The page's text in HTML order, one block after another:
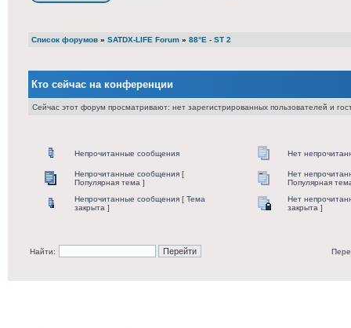
Список форумов » SATDX-LIFE Forum » 88°E - ST 2
Кто сейчас на конференции
Сейчас этот форум просматривают: нет зарегистрированных пользователей и
Непрочитанные сообщения Нет
Непрочитанные сообщения [
Популярная тема ]
Нет
Популярная
Непрочитанные сообщения [ Тема
закрыта ]
Нет
закрыта ]
Найти: